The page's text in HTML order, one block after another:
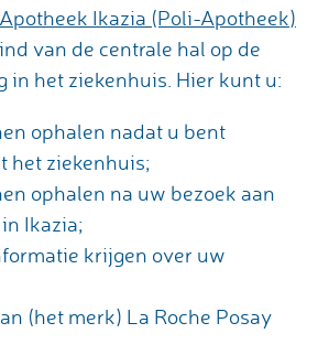
Ikazia (Poli-Apotheek)
van de centrale hal op de
in het ziekenhuis. Hier kunt u:
ophalen nadat u bent
het ziekenhuis;
ophalen na uw bezoek aan
Ikazia;
krijgen over uw
(het merk) La Roche Posay